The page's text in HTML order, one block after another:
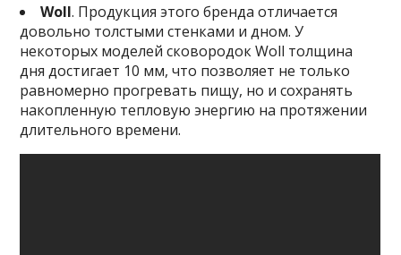
Woll. Продукция этого бренда отличается
довольно толстыми стенками и дном. У
некоторых моделей сковородок Woll толщина
дня достигает 10 мм, что позволяет не только
равномерно прогревать пищу, но и сохранять
накопленную тепловую энергию на протяжении
длительного времени.